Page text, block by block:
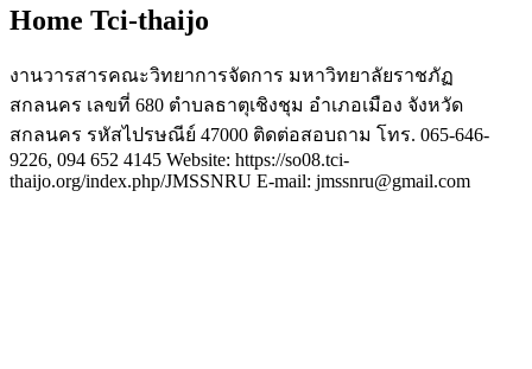
Home Tci-thaijo
งานวารสารคณะวิทยาการจัดการ มหาวิทยาลัยราชภัฏ
สกลนคร เลขที่ 680 ตำบลธาตุเชิงชุม อำเภอเมือง จังหวัด
สกลนคร รหัสไปรษณีย์ 47000 ติดต่อสอบถาม โทร. 065-646-
9226, 094 652 4145 Website: https://so08.tci-
thaijo.org/index.php/JMSSNRU E-mail: jmssnru@gmail.com